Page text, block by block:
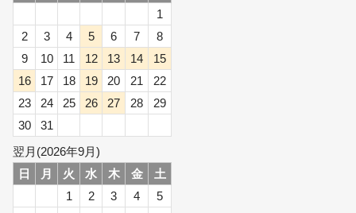
1
2
3 4 5 6 7
8
9
10 11 12 13 14
15
16
17 18 19 20 21
22
23
24 25 26 27 28
29
30
31
翌月(2026年9月)
日
月 火 水 木 金
土
1
2 3 4
5